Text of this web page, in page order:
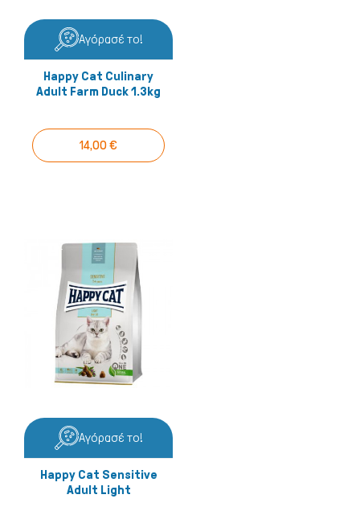
Μικρά ζώα
Αγόρασέ το!
Happy Cat Culinary
Adult Farm Duck 1.3kg
14,00 €
Αγόρασέ το!
Happy Cat Sensitive
Adult Light